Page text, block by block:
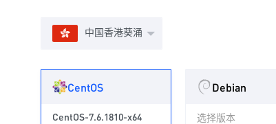
中国香港葵涌
CentOS
CentOS-7.6.1810-x64
Debian
选择版本